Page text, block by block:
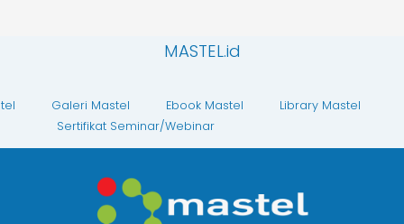
MASTEL.id
Galeri Mastel Ebook Mastel
Library Mastel
Sertifikat Seminar/Webinar